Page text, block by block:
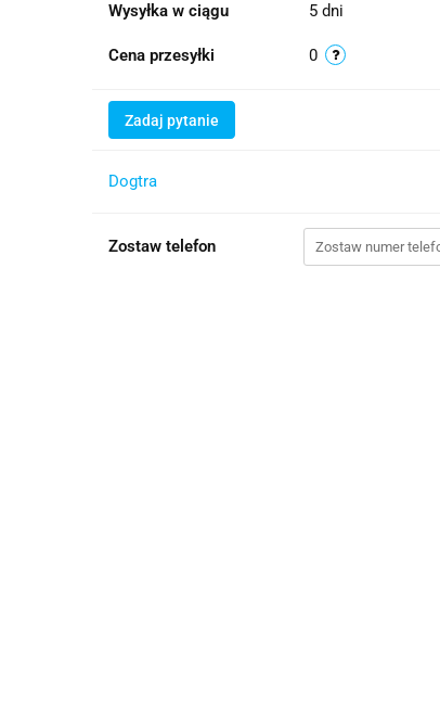
Wysyłka w ciągu 5 dni
Cena przesyłki 0
Zadaj pytanie
Dogtra
Zostaw telefon